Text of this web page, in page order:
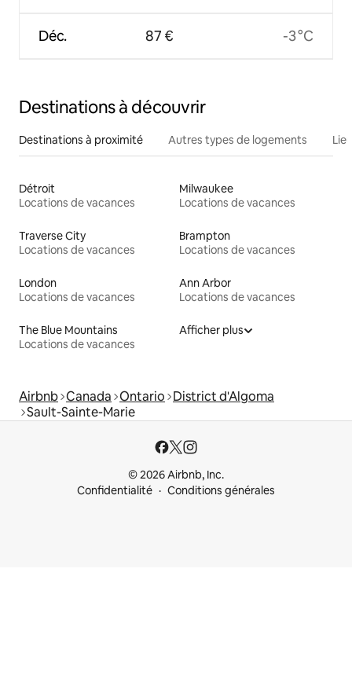
Déc. 87 € -3 °C
Destinations à découvrir
Destinations à proximité Autres types de logements
Détroit
Locations de vacances
Milwaukee
Locations de vacances
Traverse City
Locations de vacances
Brampton
Locations de vacances
London
Locations de vacances
Ann Arbor
Locations de vacances
The Blue Mountains
Locations de vacances
Afficher plus
Airbnb Canada Ontario District d'Algoma
Sault-Sainte-Marie
© 2026 Airbnb, Inc.
Confidentialité
Conditions générales